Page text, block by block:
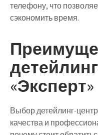
телефону, что
сэкономить время.
«Эксперт»
Выбор детейлинг-
качества и